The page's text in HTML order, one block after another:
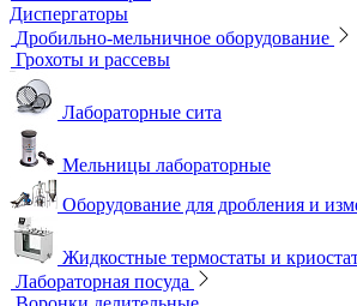
Перемешивающие устройства
Верхнеприводные мешалки
Магнитные мешалки
Центрифуги
Шейкеры и Встряхиватели (вортексы)
Экстракторы
Водоподготовка
Аквадистилляторы
Бидистилляторы
Деионизаторы
Системы отчистки воды
Гомогенизаторы
Диспергаторы
Дробильно-мельничное оборудование